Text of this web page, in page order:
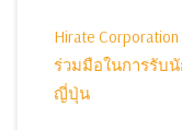
Hirate
ร่วมมือในการรับ
ญี่ปุ่น